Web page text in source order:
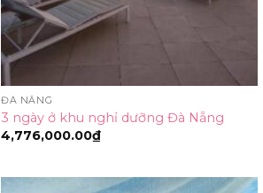
ĐÀ NẴNG
3 ngày ở khu nghỉ dưỡng Đà Nẵng
4,776,000.00₫